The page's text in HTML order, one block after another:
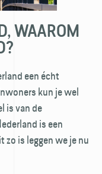
WAAROM
een écht
kun je wel
is van de
is een
is leggen we je nu